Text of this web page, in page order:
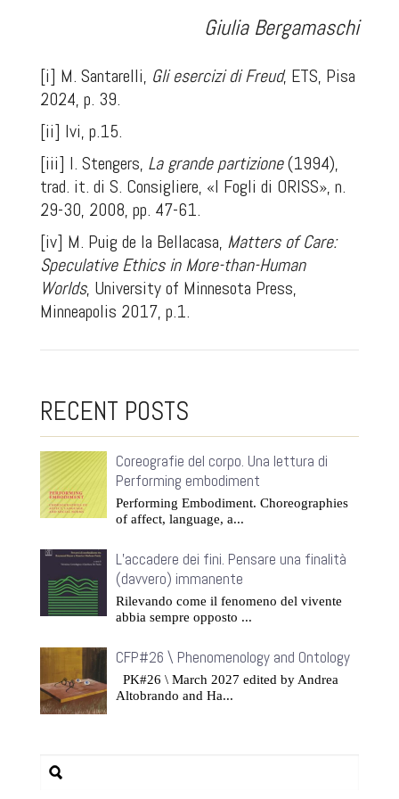
Giulia Bergamaschi
[i] M. Santarelli, Gli esercizi di Freud, ETS, Pisa
2024, p. 39.
[ii] Ivi, p.15.
[iii] I. Stengers, La grande partizione(1994),
trad. it. di S. Consigliere, «I Fogli di ORISS», n.
29-30, 2008, pp. 47-61.
[iv] M. Puig de la Bellacasa, Matters of Care:
Speculative Ethics in More-than-Human
Worlds, University of Minnesota Press,
Minneapolis 2017, p.1.
RECENT POSTS
Coreografie del corpo. Una lettura di
Performing embodiment
Performing Embodiment. Choreographies
of affect, language, a...
L’accadere dei fini. Pensare una finalità
(davvero) immanente
Rilevando come il fenomeno del vivente
abbia sempre opposto ...
CFP#26 \ Phenomenology and Ontology
PK#26 \ March 2027 edited by Andrea
Altobrando and Ha...